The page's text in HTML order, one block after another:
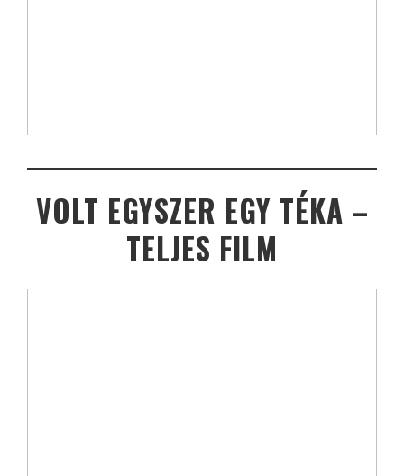
VOLT EGYSZER EGY TÉKA –
TELJES FILM